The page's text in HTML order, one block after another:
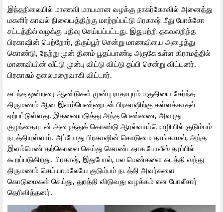
இந்தநிலையில் மாணவி மாயமான வழக்கு நாகர்கோவில் அனைத்து
மகளிர் காவல் நிலையத்திற்கு மாற்றப்பட்டு பிரகாஷ் மீது போக்சோ
சட்டத்தில் வழக்கு பதிவு செய்யப்பட்டது. இதுபற்றி தகவலறிந்த
பிரகாஷின் பெற்றோர், திருப்பூர் சென்று மாணவியை அழைத்து
கொண்டு, நேற்று முன் தினம் பூதப்பாண்டி அருகே உள்ள கிராமத்தில்
மாணவியின் வீட்டு முன்பு விட்டு விட்டு தப்பி சென்று விட்டனர்.
பிரகாசும் தலைமறைவாகி விட்டார்.
கடந்த ஒன்றரை ஆண்டுகள் முன்பு ராதாபுரம் பகுதியை சேர்ந்த
திருமணம் ஆன இளம்பெண்ணுடன் பிரகாஷிற்கு கள்ளக்காதல்
ஏற்பட்டுள்ளது. இதனையடுத்து அந்த பெண்ணை, அவரது
குழந்தையுடன் அழைத்துக் கொண்டு ஆரல்வாய்மொழியில் குடும்பம்
நடத்தியுள்ளார். அப்போது பிரகாஷின் கொடுமை தாங்காமல், அந்த
இளம்பெண் தற்கொலை செய்து கொண்டதாக போலீஸ் தரப்பில்
கூறப்படுகிறது. பிரகாஷ், இதுபோல், பல பெண்களை கடத்தி வந்து
திருமணம் செய்யாமலேயே குடும்பம் நடத்தி அவர்களை
கொடுமைகள் செய்து, துரத்தி விடுவது வழக்கம் என போலீசார்
தெரிவித்தனர்.